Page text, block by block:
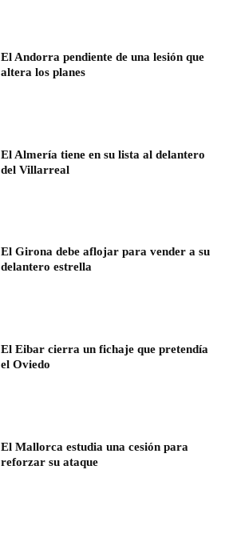
El Andorra pendiente de una lesión que
altera los planes
El Almería tiene en su lista al delantero
del Villarreal
El Girona debe aflojar para vender a su
delantero estrella
El Eibar cierra un fichaje que pretendía
el Oviedo
El Mallorca estudia una cesión para
reforzar su ataque